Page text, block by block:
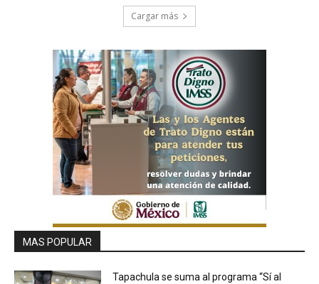
Cargar más
MAS POPULAR
Tapachula se suma al programa “Sí al